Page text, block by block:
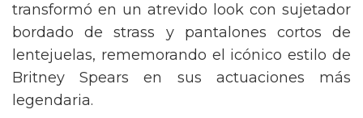
transformó en un atrevido look con sujetador
bordado de strass y pantalones cortos de
lentejuelas, rememorando el icónico estilo de
Britney Spears en sus actuaciones más
legendaria.